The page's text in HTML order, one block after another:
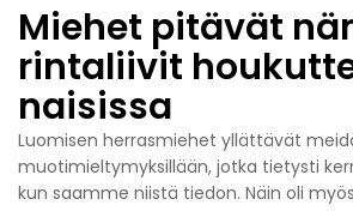
Miehet pitävät
rintaliivit
naisissa
Luomisen herrasmiehet yllättävät
muotimieltymyksillään, jotka tietysti
kun saamme niistä tiedon. Näin oli